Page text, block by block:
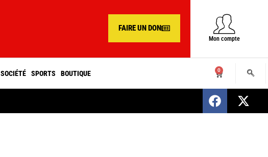
FAIRE UN DON
Mon compte
SOCIÉTÉ SPORTS BOUTIQUE 0
SENEGAL : Nomination d’un nouveau